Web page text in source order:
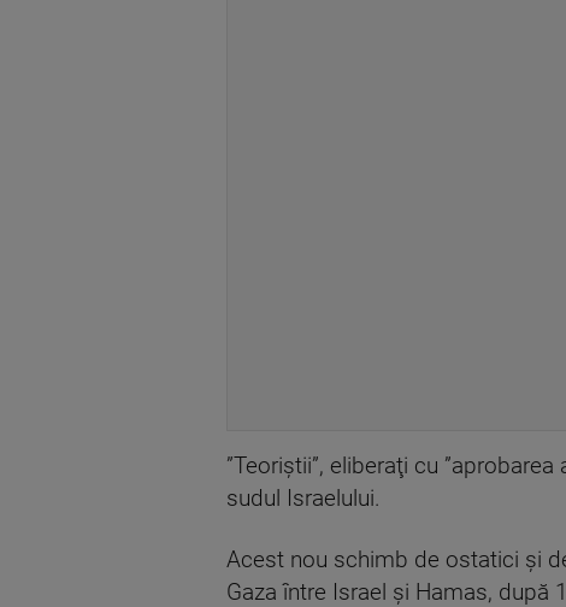
”Teoriştii”, eliberaţi cu
sudul Israelului.
Acest nou schimb de ostatici şi
Gaza între Israel şi Hamas, după